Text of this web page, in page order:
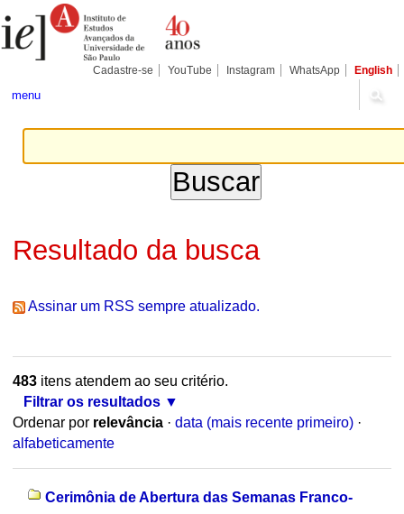
para
conteúdo.
Pessoais
Cadastre-se YouTube Instagram WhatsApp English
menu
Resultado da busca
Assinar um RSS sempre atualizado.
483itens atendem ao seu critério.
Filtrar os resultados
Ordenar por relevância · data (mais recente primeiro) ·
alfabeticamente
Cerimônia de Abertura das Semanas Franco-